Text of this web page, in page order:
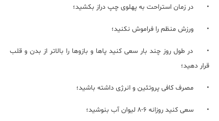
• در زمان استراحت به پهلوی چپ دراز بکشید؛
• ورزش منظم را فراموش نکنید؛
•
در طول روز چند بار سعی کنید پاها و بازوها را بالاتر از بدن و قلب
قرار دهید؛
• مصرف کافی پروتئین و انرژی داشته باشید؛
• سعی کنید روزانه 6-8 لیوان آب بنوشید؛